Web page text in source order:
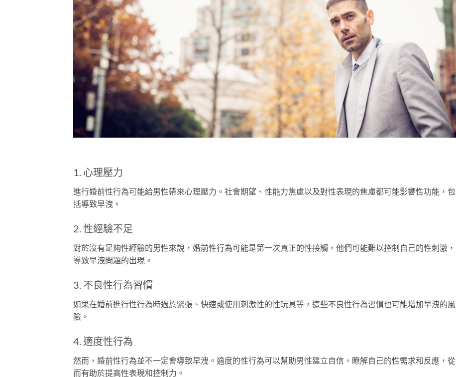
1. 心理壓力
進行婚前性行為可能給男性帶來心理壓力。社會期望、性能力焦慮以及對性表現的焦慮都可能影響性功能，包
括導致早洩。
2. 性經驗不足
對於沒有足夠性經驗的男性來說，婚前性行為可能是第一次真正的性接觸，他們可能難以控制自己的性刺激，
導致早洩問題的出現。
3. 不良性行為習慣
如果在婚前進行性行為時過於緊張、快速或使用刺激性的性玩具等，這些不良性行為習慣也可能增加早洩的風
險。
4. 適度性行為
然而，婚前性行為並不一定會導致早洩。適度的性行為可以幫助男性建立自信，瞭解自己的性需求和反應，從
而有助於提高性表現和控制力。